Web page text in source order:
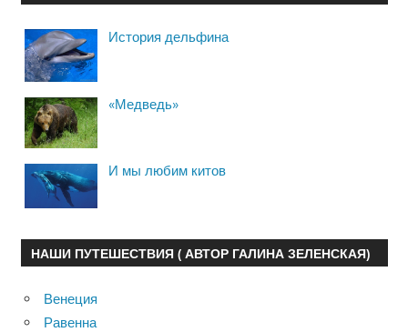
История дельфина
«Медведь»
И мы любим китов
НАШИ ПУТЕШЕСТВИЯ ( АВТОР ГАЛИНА ЗЕЛЕНСКАЯ)
Венеция
Равенна